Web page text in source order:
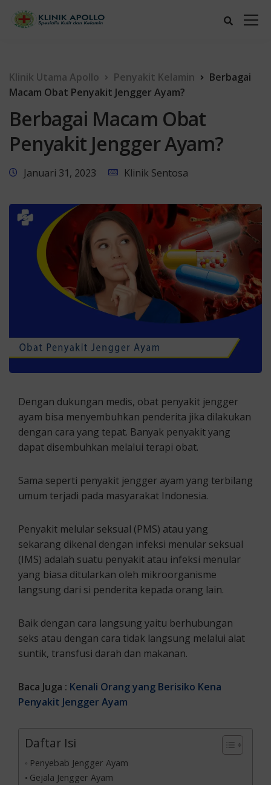
Klinik Utama Apollo Penyakit Kelamin
Berbagai
Macam Obat Penyakit Jengger Ayam?
Berbagai Macam Obat
Penyakit Jengger Ayam?
Januari 31, 2023 Klinik Sentosa
Dengan dukungan medis, obat penyakit jengger
ayam bisa menyembuhkan penderita jika dilakukan
dengan cara yang tepat. Banyak penyakit yang
dapat disembuhkan melalui terapi obat.
Sama seperti penyakit jengger ayam yang terbilang
umum terjadi pada masyarakat Indonesia.
Penyakit melular seksual (PMS) atau yang
sekarang dikenal dengan infeksi menular seksual
(IMS) adalah suatu penyakit atau infeksi menular
yang biasa ditularkan oleh mikroorganisme
langsung dari si penderita kepada orang lain.
Baik dengan cara langsung yaitu berhubungan
seks atau dengan cara tidak langsung melalui alat
suntik, transfusi darah dan makanan.
Baca Juga : Kenali Orang yang Berisiko Kena
Penyakit Jengger Ayam
Daftar Isi
Penyebab Jengger Ayam
Gejala Jengger Ayam